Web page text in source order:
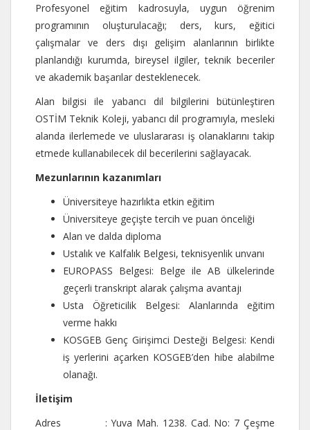
Profesyonel eğitim kadrosuyla, uygun öğrenim
programının oluşturulacağı; ders, kurs, eğitici
çalışmalar ve ders dışı gelişim alanlarının birlikte
planlandığı kurumda, bireysel ilgiler, teknik beceriler
ve akademik başarılar desteklenecek.
Alan bilgisi ile yabancı dil bilgilerini bütünleştiren
OSTİM Teknik Koleji, yabancı dil programıyla, mesleki
alanda ilerlemede ve uluslararası iş olanaklarını takip
etmede kullanabilecek dil becerilerini sağlayacak.
Mezunlarının kazanımları
Üniversiteye hazırlıkta etkin eğitim
Üniversiteye geçişte tercih ve puan önceliği
Alan ve dalda diploma
Ustalık ve Kalfalık Belgesi, teknisyenlik unvanı
EUROPASS Belgesi: Belge ile AB ülkelerinde
geçerli transkript alarak çalışma avantajı
Usta Öğreticilik Belgesi: Alanlarında eğitim
verme hakkı
KOSGEB Genç Girişimci Desteği Belgesi: Kendi
iş yerlerini açarken KOSGEB’den hibe alabilme
olanağı.
İletişim
Adres : Yuva Mah. 1238. Cad. No: 7 Çeşme